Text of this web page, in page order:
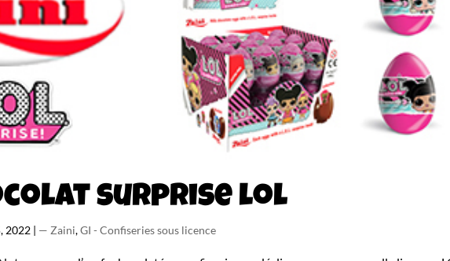
surprise lol
2022 | — Zaini,GI - Confiseries sous licence